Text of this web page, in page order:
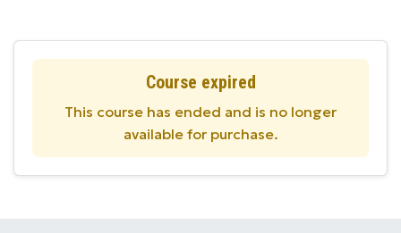
Course expired
This course has ended and is no longer
available for purchase.